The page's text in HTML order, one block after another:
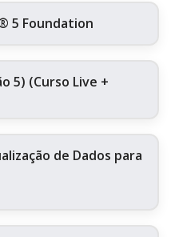
5 Foundation
5) (Curso Live +
de Dados para